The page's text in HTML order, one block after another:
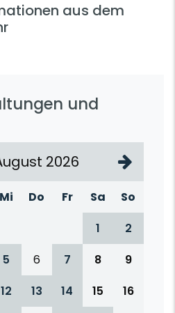
aus dem
und
2026
Mi Do Fr Sa
So
1
2
5 6 7 8
9
12 13 14 15
16